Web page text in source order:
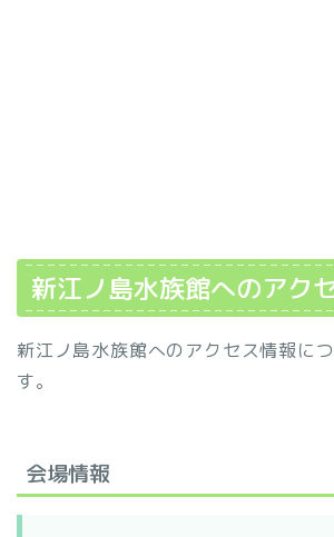
新江ノ島水族館へのアク
新江ノ島水族館へのアクセス情報に
す。
会場情報